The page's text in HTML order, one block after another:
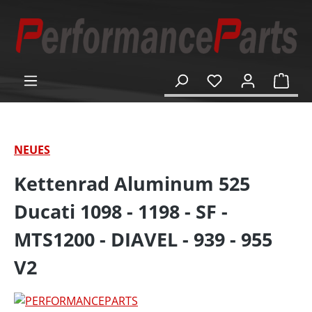
springen
NEUES
Kettenrad Aluminum 525
Ducati 1098 - 1198 - SF -
MTS1200 - DIAVEL - 939 - 955
V2